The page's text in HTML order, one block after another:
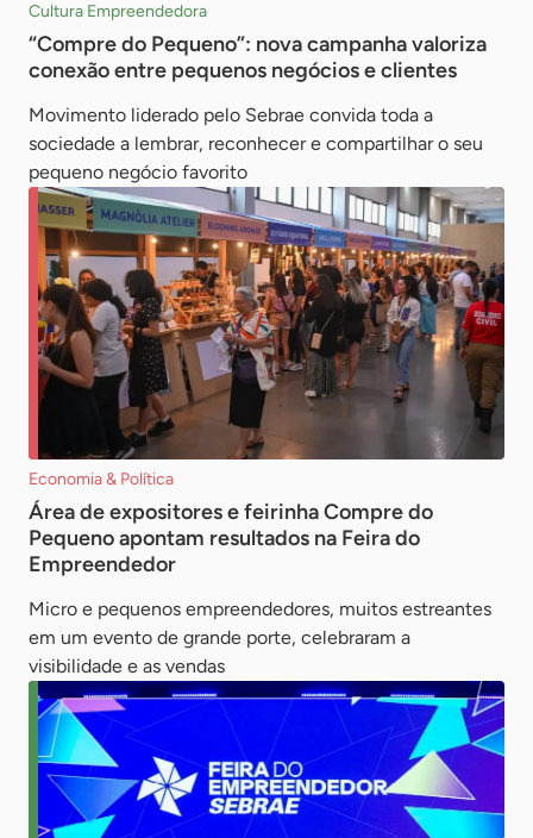
Cultura Empreendedora
“Compre do Pequeno”: nova campanha valoriza
conexão entre pequenos negócios e clientes
Movimento liderado pelo Sebrae convida toda a
sociedade a lembrar, reconhecer e compartilhar o seu
pequeno negócio favorito
Economia & Política
Área de expositores e feirinha Compre do
Pequeno apontam resultados na Feira do
Empreendedor
Micro e pequenos empreendedores, muitos estreantes
em um evento de grande porte, celebraram a
visibilidade e as vendas